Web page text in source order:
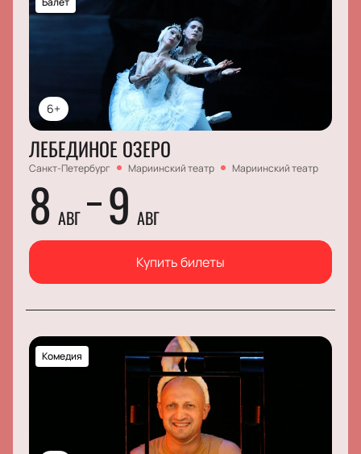
6+
ЛЕБЕДИНОЕ ОЗЕРО
Санкт-Петербург Мариинский театр Мариинский театр
8 АВГ 9 АВГ
Купить билеты
Комедия